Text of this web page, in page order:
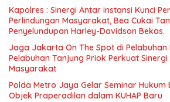
Kapolres : Sinergi Antar instansi Kunci
Perlindungan Masyarakat, Bea Cukai
Penyelundupan Harley-Davidson Bekas.
Jaga Jakarta On The Spot di Pelabuhan
Pelabuhan Tanjung Priok Perkuat
Masyarakat
Polda Metro Jaya Gelar Seminar Hukum
Objek Praperadilan dalam KUHAP Baru